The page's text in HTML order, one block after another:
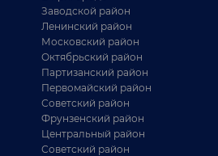
Заводской район
Ленинский район
Московский район
Октябрьский район
Партизанский район
Первомайский район
Советский район
Фрунзенский район
Центральный район
Советский район